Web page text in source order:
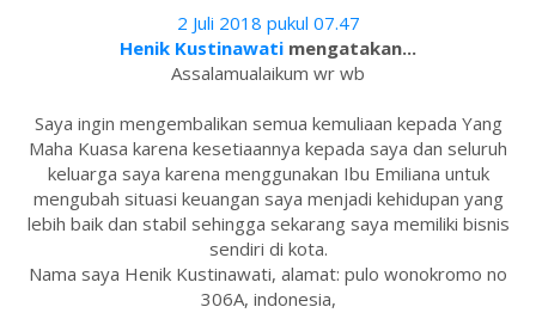
2 Juli 2018 pukul 07.47
Henik Kustinawati mengatakan...
Assalamualaikum wr wb
Saya ingin mengembalikan semua kemuliaan kepada Yang
Maha Kuasa karena kesetiaannya kepada saya dan seluruh
keluarga saya karena menggunakan Ibu Emiliana untuk
mengubah situasi keuangan saya menjadi kehidupan yang
lebih baik dan stabil sehingga sekarang saya memiliki bisnis
sendiri di kota.
Nama saya Henik Kustinawati, alamat: pulo wonokromo no
306A, indonesia,